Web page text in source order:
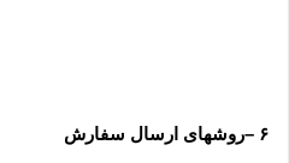
۶ –روشهای ارسال سفارش